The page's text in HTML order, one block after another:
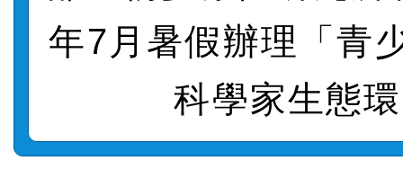
度第1學期第7次代理教師
【甄選結果(第3招)】公告
度第1學期第9次代理教師
【甄選結果(第4招)】公告
度第1學期第9次代理教師
年7月暑假辦理「青
科學家生態環